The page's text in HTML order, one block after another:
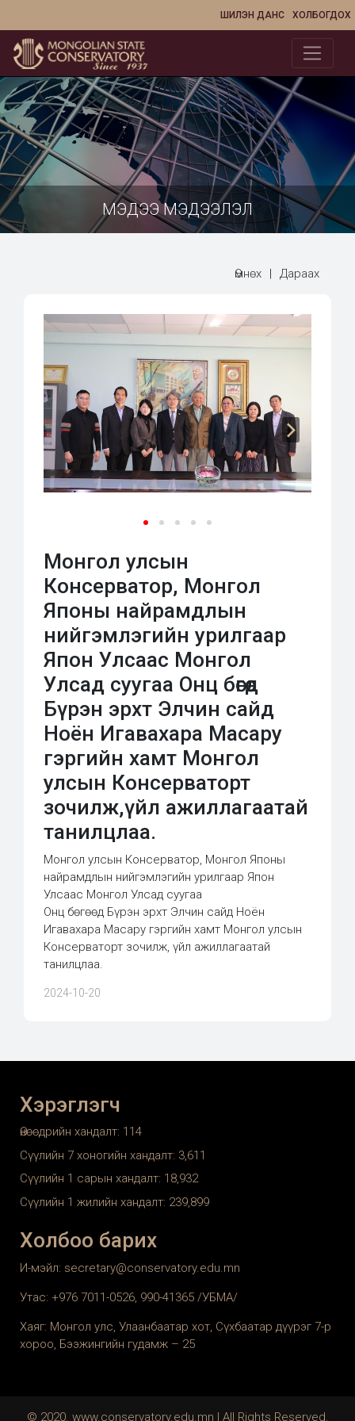
ХОЛБОГДОХ
ШИЛЭН ДАНС
МЭДЭЭ МЭДЭЭЛЭЛ
Өмнөх | Дараах
Монгол улсын
Консерватор, Монгол
Японы найрамдлын
нийгэмлэгийн урилгаар
Япон Улсаас Монгол
Улсад суугаа Онц бөгөөд
Бүрэн эрхт Элчин сайд
Ноён Игавахара Масару
гэргийн хамт Монгол
улсын Консерваторт
зочилж,үйл ажиллагаатай
танилцлаа.
Монгол улсын Консерватор, Монгол Японы
найрамдлын нийгэмлэгийн урилгаар Япон
Улсаас Монгол Улсад суугаа
Онц бөгөөд Бүрэн эрхт Элчин сайд Ноён
Игавахара Масару гэргийн хамт Монгол улсын
Консерваторт зочилж, үйл ажиллагаатай
танилцлаа.
2024-10-20
Хэрэглэгч
Өнөөдрийн хандалт: 114
Сүүлийн 7 хоногийн хандалт: 3,611
Сүүлийн 1 сарын хандалт: 18,932
Сүүлийн 1 жилийн хандалт: 239,899
Холбоо барих
И-мэйл: secretary@conservatory.edu.mn
Утас: +976 7011-0526, 990-41365 /УБМА/
Хаяг: Монгол улс, Улаанбаатар хот, Сүхбаатар дүүрэг 7-р
хороо, Бээжингийн гудамж – 25
© 2020. www.conservatory.edu.mn | All Rights Reserved.